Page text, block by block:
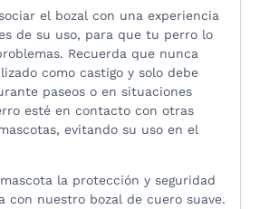
el bozal con una experiencia
de su uso, para que tu perro lo
Recuerda que nunca
como castigo y solo debe
paseos o en situaciones
esté en contacto con otras
evitando su uso en el
la protección y seguridad
con nuestro bozal de cuero suave.